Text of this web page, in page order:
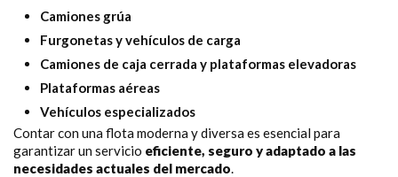
Camiones grúa
Furgonetas y vehículos de carga
Camiones de caja cerrada y plataformas elevadoras
Plataformas aéreas
Vehículos especializados
Contar con una flota moderna y diversa es esencial para
garantizar un servicio eficiente, seguro y adaptado a las
necesidades actuales del mercado